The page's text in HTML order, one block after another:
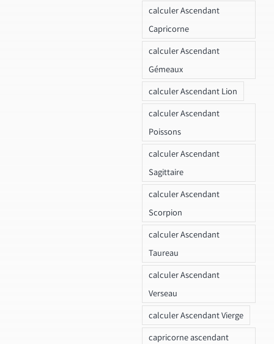
calculer Ascendant
Capricorne
calculer Ascendant
Gémeaux
calculer Ascendant Lion
calculer Ascendant
Poissons
calculer Ascendant
Sagittaire
calculer Ascendant
Scorpion
calculer Ascendant
Taureau
calculer Ascendant
Verseau
calculer Ascendant Vierge
capricorne ascendant